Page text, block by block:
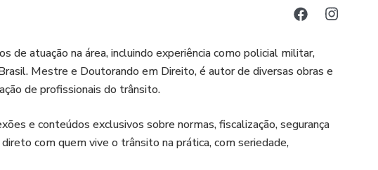
de atuação na área, incluindo experiência como policial militar,
Mestre e Doutorando em Direito, é autor de diversas obras e
de profissionais do trânsito.
e conteúdos exclusivos sobre normas, fiscalização, segurança
com quem vive o trânsito na prática, com seriedade,